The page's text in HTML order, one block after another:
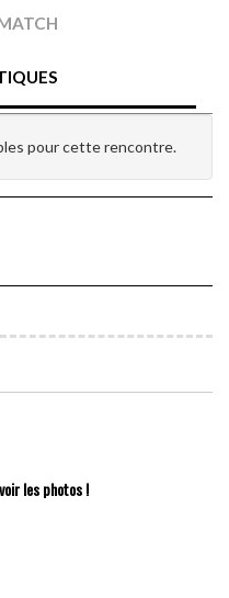
pour cette rencontre.
les photos !